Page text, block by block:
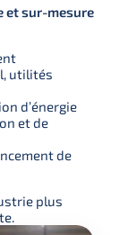
et sur-mesure
utilités
d’énergie
et de
de
plus